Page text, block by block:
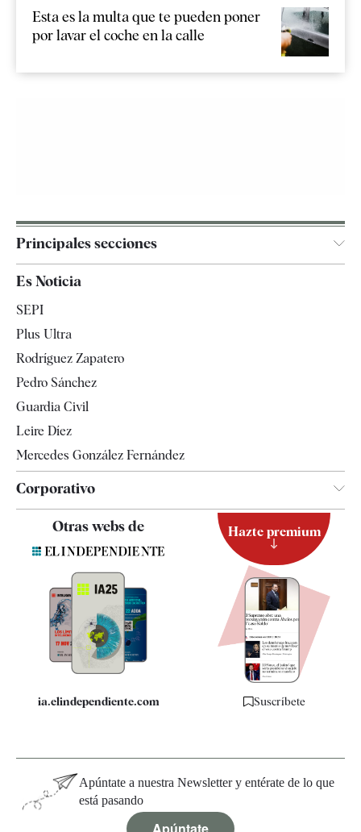
Esta es la multa que te pueden poner
por lavar el coche en la calle
Principales secciones
España
Televisión
Es Noticia
SEPI
Plus Ultra
Rodríguez Zapatero
Pedro Sánchez
Guardia Civil
Leire Díez
Mercedes González Fernández
Corporativo
Contacto
Quiénes somos
Especificaciones
Otras webs de
ia.elindependiente.com
Hazte premium
Suscríbete
Apúntate a nuestra Newsletter y entérate de lo que
está pasando